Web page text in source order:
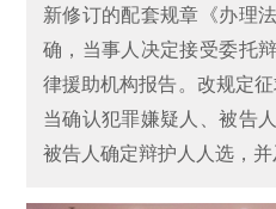
新修订的配套规章《办理
确，当事人决定接受委托
律援助机构报告。改规定
当确认犯罪嫌疑人、被告
被告人确定辩护人人选，